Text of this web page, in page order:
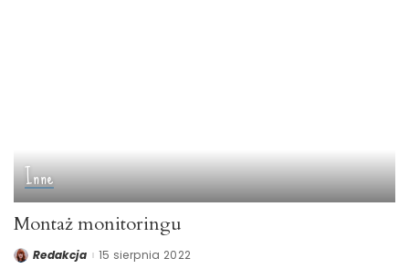
Inne
Montaż monitoringu
PostedRedakcja 15 sierpnia 2022